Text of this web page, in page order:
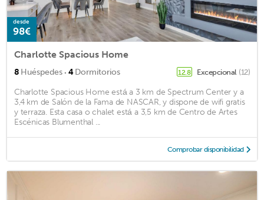
desde
98€
Charlotte Spacious Home
8 Huéspedes · 4Dormitorios 12.8 Excepcional (12)
Charlotte Spacious Home está a 3 km de Spectrum Center y a
3,4 km de Salón de la Fama de NASCAR, y dispone de wifi gratis
y terraza. Esta casa o chalet está a 3,5 km de Centro de Artes
Escénicas Blumenthal ...
Comprobar disponibilidad